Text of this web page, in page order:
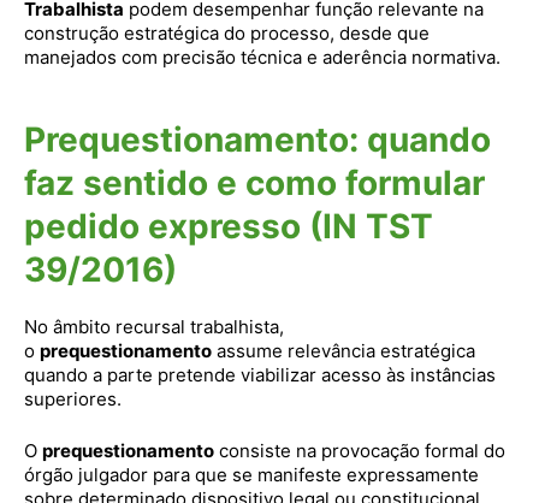
Trabalhista podem desempenhar função relevante na
construção estratégica do processo, desde que
manejados com precisão técnica e aderência normativa.
Prequestionamento: quando
faz sentido e como formular
pedido expresso (IN TST
39/2016)
No âmbito recursal trabalhista,
o prequestionamento assume relevância estratégica
quando a parte pretende viabilizar acesso às instâncias
superiores.
O prequestionamento consiste na provocação formal do
órgão julgador para que se manifeste expressamente
sobre determinado dispositivo legal ou constitucional